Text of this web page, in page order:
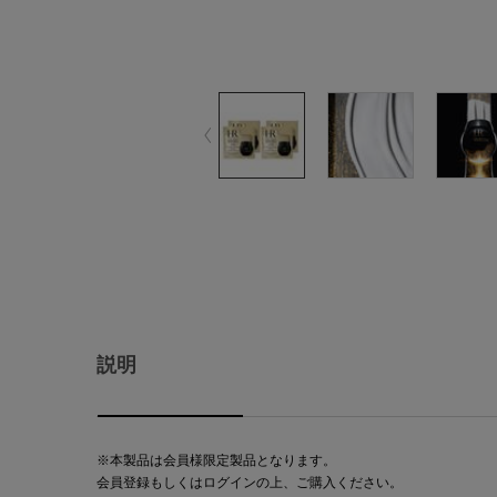
説明
※本製品は会員様限定製品となります。
会員登録もしくはログインの上、ご購入ください。